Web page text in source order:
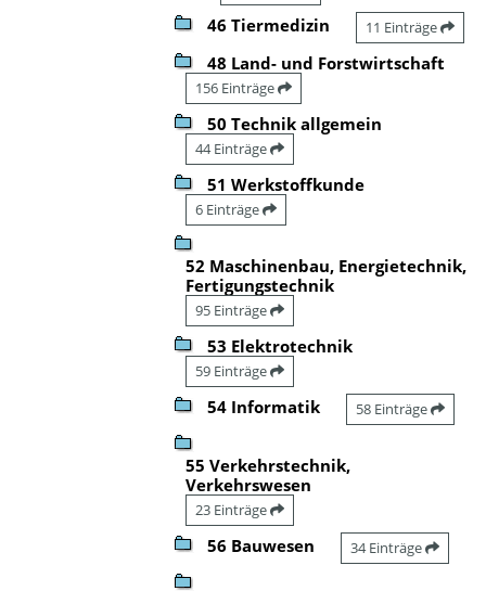
46 Tiermedizin 11 Einträge
48 Land- und Forstwirtschaft
156 Einträge
50 Technik allgemein
44 Einträge
51 Werkstoffkunde
6 Einträge
52 Maschinenbau, Energietechnik,
Fertigungstechnik
95 Einträge
53 Elektrotechnik
59 Einträge
54 Informatik 58 Einträge
55 Verkehrstechnik,
Verkehrswesen
23 Einträge
56 Bauwesen 34 Einträge